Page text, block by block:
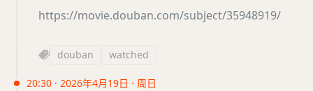
https://movie.douban.com/subject/35948919/
douban watched
20:30 · 2026年4月19日 · 周日